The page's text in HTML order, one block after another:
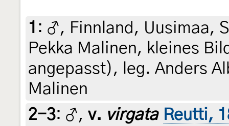
1 : ♂, Finnland, Uusimaa,
Pekka Malinen, kleines
angepasst), leg. Anders
Malinen
2-3: ♂, v. virgata Reutti,